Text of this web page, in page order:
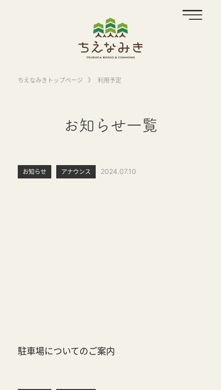
ちえなみきトップページ 》 利用予定
お知らせ一覧
お知らせ アナウンス 2024.07.10
駐車場についてのご案内